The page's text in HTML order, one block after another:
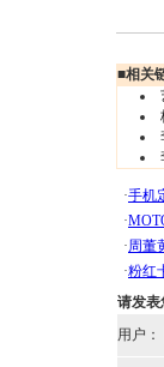
■相关
请发表
用户：